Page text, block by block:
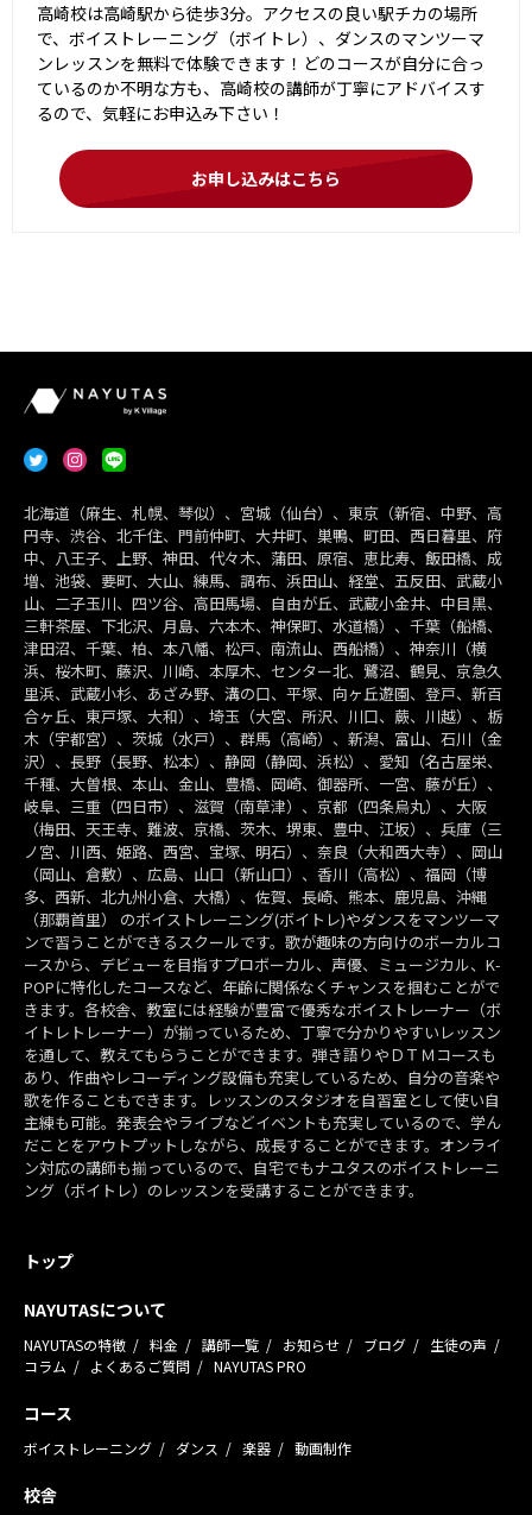
高崎校は高崎駅から徒歩3分。アクセスの良い駅チカの場所
で、ボイストレーニング（ボイトレ）、ダンスのマンツーマ
ンレッスンを無料で体験できます！どのコースが自分に合っ
ているのか不明な方も、高崎校の講師が丁寧にアドバイスす
るので、気軽にお申込み下さい！
お申し込みはこちら
北海道（麻生、札幌、琴似）、宮城（仙台）、東京（新宿、中野、高
円寺、渋谷、北千住、門前仲町、大井町、巣鴨、町田、西日暮里、府
中、八王子、上野、神田、代々木、蒲田、原宿、恵比寿、飯田橋、成
増、池袋、要町、大山、練馬、調布、浜田山、経堂、五反田、武蔵小
山、二子玉川、四ツ谷、高田馬場、自由が丘、武蔵小金井、中目黒、
三軒茶屋、下北沢、月島、六本木、神保町、水道橋）、千葉（船橋、
津田沼、千葉、柏、本八幡、松戸、南流山、西船橋）、神奈川（横
浜、桜木町、藤沢、川崎、本厚木、センター北、鷺沼、鶴見、京急久
里浜、武蔵小杉、あざみ野、溝の口、平塚、向ヶ丘遊園、登戸、新百
合ヶ丘、東戸塚、大和）、埼玉（大宮、所沢、川口、蕨、川越）、栃
木（宇都宮）、茨城（水戸）、群馬（高崎）、新潟、富山、石川（金
沢）、長野（長野、松本）、静岡（静岡、浜松）、愛知（名古屋栄、
千種、大曽根、本山、金山、豊橋、岡崎、御器所、一宮、藤が丘）、
岐阜、三重（四日市）、滋賀（南草津）、京都（四条烏丸）、大阪
（梅田、天王寺、難波、京橋、茨木、堺東、豊中、江坂）、兵庫（三
ノ宮、川西、姫路、西宮、宝塚、明石）、奈良（大和西大寺）、岡山
（岡山、倉敷）、広島、山口（新山口）、香川（高松）、福岡（博
多、西新、北九州小倉、大橋）、佐賀、長崎、熊本、鹿児島、沖縄
（那覇首里） のボイストレーニング(ボイトレ)やダンスをマンツーマ
ンで習うことができるスクールです。歌が趣味の方向けのボーカルコ
ースから、デビューを目指すプロボーカル、声優、ミュージカル、K-
POPに特化したコースなど、年齢に関係なくチャンスを掴むことがで
きます。各校舎、教室には経験が豊富で優秀なボイストレーナー（ボ
イトレトレーナー）が揃っているため、丁寧で分かりやすいレッスン
を通して、教えてもらうことができます。弾き語りやＤＴＭコースも
あり、作曲やレコーディング設備も充実しているため、自分の音楽や
歌を作ることもできます。レッスンのスタジオを自習室として使い自
主練も可能。発表会やライブなどイベントも充実しているので、学ん
だことをアウトプットしながら、成長することができます。オンライ
ン対応の講師も揃っているので、自宅でもナユタスのボイストレーニ
ング（ボイトレ）のレッスンを受講することができます。
トップ
NAYUTASについて
NAYUTASの特徴 料金 講師一覧 お知らせ ブログ
生徒の声
コラム
よくあるご質問 NAYUTAS PRO
コース
ボイストレーニング ダンス 楽器 動画制作
校舎